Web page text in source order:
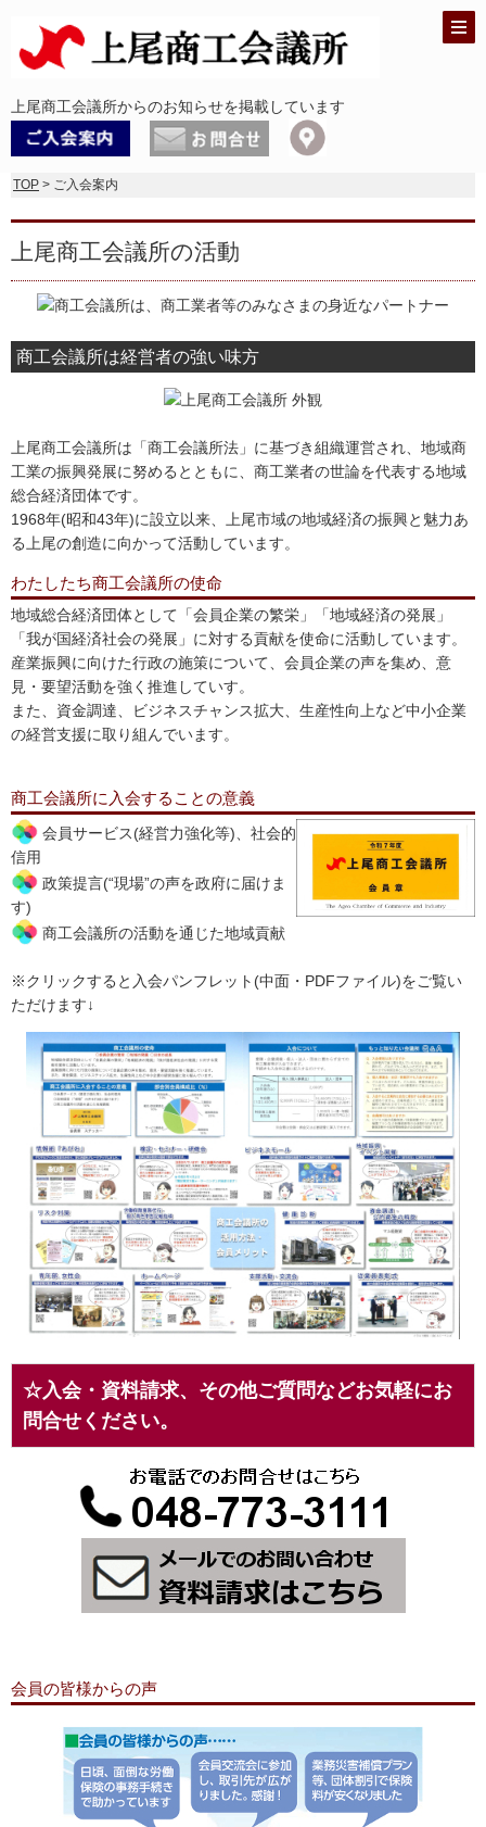
上尾商工会議所からのお知らせを掲載しています
TOP > ご入会案内
上尾商工会議所の活動
商工会議所は経営者の強い味方
上尾商工会議所は「商工会議所法」に基づき組織運営され、地域商
工業の振興発展に努めるとともに、商工業者の世論を代表する地域
総合経済団体です。
1968年(昭和43年)に設立以来、上尾市域の地域経済の振興と魅力あ
る上尾の創造に向かって活動しています。
わたしたち商工会議所の使命
地域総合経済団体として「会員企業の繁栄」「地域経済の発展」
「我が国経済社会の発展」に対する貢献を使命に活動しています。
産業振興に向けた行政の施策について、会員企業の声を集め、意
見・要望活動を強く推進していす。
また、資金調達、ビジネスチャンス拡大、生産性向上など中小企業
の経営支援に取り組んでいます。
商工会議所に入会することの意義
会員サービス(経営力強化等)、社会的
信用
政策提言(“現場”の声を政府に届けま
す)
商工会議所の活動を通じた地域貢献
※クリックすると入会パンフレット(中面・PDFファイル)をご覧い
ただけます↓
☆入会・資料請求、その他ご質問などお気軽にお
問合せください。
会員の皆様からの声